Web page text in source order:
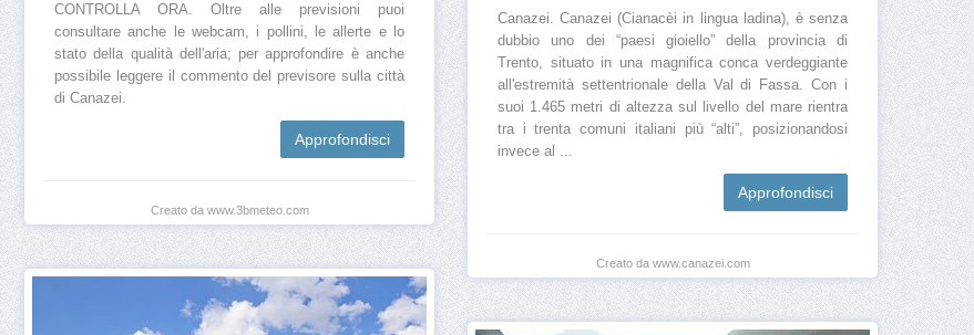
Canazei con il cane Canazei per famiglie
Canazei per giovani Canazei area sosta camper
Canazei Capodanno Canazei Natale
Canazei per chi non scia Canazei per sciare
Canazei percorsi
Dintorni di Canazei
Cosa fare a Canazei d'inverno
CONTROLLA ORA. Oltre alle previsioni puoi
consultare anche le webcam, i pollini, le allerte e lo
stato della qualità dell'aria; per approfondire è anche
possibile leggere il commento del previsore sulla città
di Canazei.
Approfondisci
Creato da www.3bmeteo.com
Canazei. Canazei (Cianacèi in lingua ladina), è senza
dubbio uno dei “paesi gioiello” della provincia di
Trento, situato in una magnifica conca verdeggiante
all'estremità settentrionale della Val di Fassa. Con i
suoi 1.465 metri di altezza sul livello del mare rientra
tra i trenta comuni italiani più “alti”, posizionandosi
invece al ...
Approfondisci
Creato da www.canazei.com